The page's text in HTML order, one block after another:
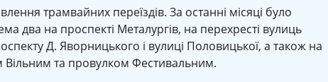
трамвайних переїздів. За останні місяці було
два на проспекті Металургів, на перехресті вулиць
Д. Яворницького і вулиці Половицької, а також на
Вільним та провулком Фестивальним.